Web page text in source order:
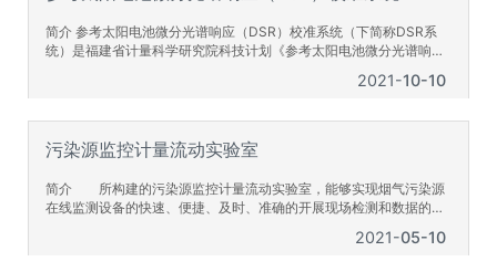
10-10
2021
简介 参考太阳电池微分光谱响应（DSR）校准系统（下简称DSR系
统）是福建省计量科学研究院科技计划《参考太阳电池微分光谱响应
校准方法是IEC60904-4推荐的WPVS标准太阳电池一级校准方法之
太阳电池计量提供坚实可靠的技术保障，提高我国参考太阳电池计量
标准的准确
05-10
2021
污染源监控计量流动实验室
简介 所构建的污染源监控计量流动实验室，能够实现烟气污染源
在线监测设备的快速、便捷、及时、准确的开展现场检测和数据的采
计量实验室的功能，能够为水污染源监测设备现场检定提供必要的实